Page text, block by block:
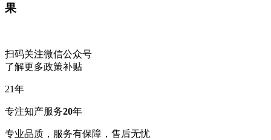
果
扫码关注微信公众号
了解更多政策补贴
21年
专注知产服务20年
专业品质，服务有保障，售后无忧